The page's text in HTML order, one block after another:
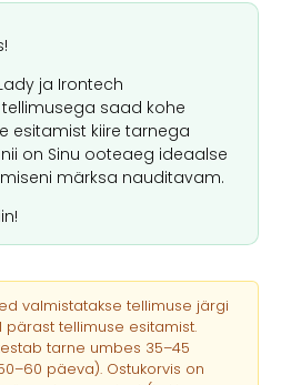
ja Irontech
saad kohe
esitamist kiire tarnega
on Sinu ooteaeg ideaalse
märksa nauditavam.
valmistatakse tellimuse järgi
pärast tellimuse esitamist.
tarne umbes 35–45
päeva). Ostukorvis on